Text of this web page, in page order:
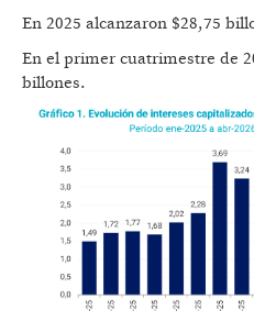
En 2025 alcanzaron $28,75
En el primer cuatrimestre de
billones.